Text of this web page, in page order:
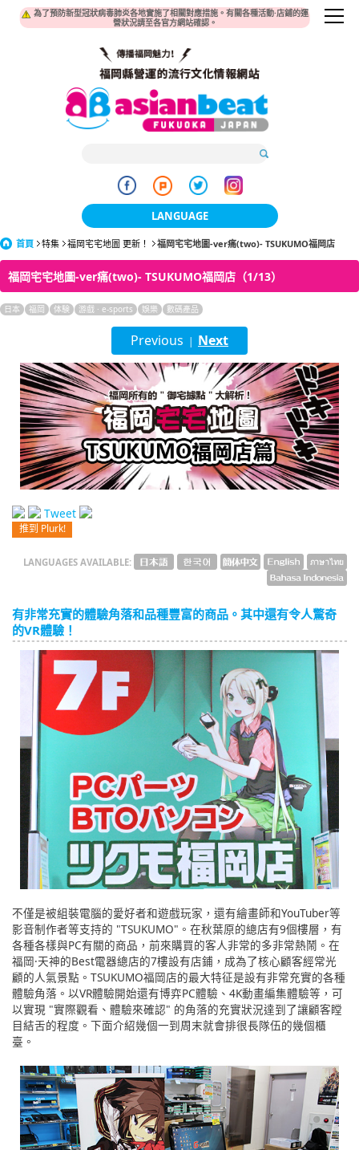
為了預防新型冠狀病毒肺炎各地實施了相關對應措施。有關各種活動·店鋪的運
營狀況請至各官方網站確認。
LANGUAGE
日本語
한국어
簡体中文
繁體中文
English
ภาษาไทย
tiéng Viêt
Bahasa Indonesia
首頁 特集 福岡宅宅地圖 更新！ 福岡宅宅地圖-ver痛(two)- TSUKUMO福岡店
福岡宅宅地圖-ver痛(two)- TSUKUMO福岡店（1/13）
日本 福岡 体験 游戲 · e-sports 娛樂 數碼產品
Previous | Next
Tweet
推到 Plurk!
LANGUAGES AVAILABLE:
有非常充實的體驗角落和品種豐富的商品。其中還有令人驚奇
的VR體驗！
不僅是被組裝電腦的愛好者和遊戲玩家，還有繪畫師和YouTuber等
影音制作者等支持的 "TSUKUMO"。在秋葉原的總店有9個樓層，有
各種各樣與PC有關的商品，前來購買的客人非常的多非常熱鬧。在
福岡·天神的Best電器總店的7樓設有店鋪，成為了核心顧客經常光
顧的人氣景點。TSUKUMO福岡店的最大特征是設有非常充實的各種
體驗角落。以VR體驗開始還有博弈PC體驗、4K動畫編集體驗等，可
以實現 "實際觀看、體驗來確認" 的角落的充實狀況達到了讓顧客瞠
目結舌的程度。下面介紹幾個一到周末就會排很長隊伍的幾個櫃
臺。